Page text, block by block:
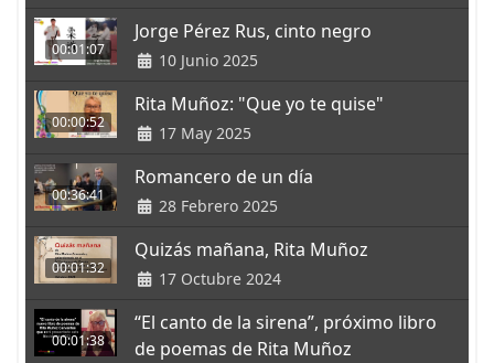
00:01:07
Jorge Pérez Rus, cinto negro
10 Junio 2025
00:00:52
Rita Muñoz: "Que yo te quise"
17 May 2025
00:36:41
Romancero de un día
28 Febrero 2025
00:01:32
Quizás mañana, Rita Muñoz
17 Octubre 2024
00:01:38
“El canto de la sirena”, próximo libro
de poemas de Rita Muñoz